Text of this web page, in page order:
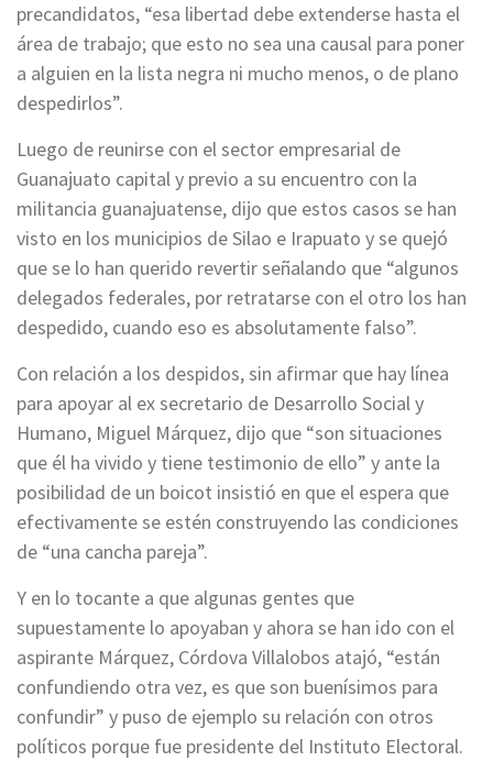
precandidatos, “esa libertad debe extenderse hasta el
área de trabajo; que esto no sea una causal para poner
a alguien en la lista negra ni mucho menos, o de plano
despedirlos”.
Luego de reunirse con el sector empresarial de
Guanajuato capital y previo a su encuentro con la
militancia guanajuatense, dijo que estos casos se han
visto en los municipios de Silao e Irapuato y se quejó
que se lo han querido revertir señalando que “algunos
delegados federales, por retratarse con el otro los han
despedido, cuando eso es absolutamente falso”.
Con relación a los despidos, sin afirmar que hay línea
para apoyar al ex secretario de Desarrollo Social y
Humano, Miguel Márquez, dijo que “son situaciones
que él ha vivido y tiene testimonio de ello” y ante la
posibilidad de un boicot insistió en que el espera que
efectivamente se estén construyendo las condiciones
de “una cancha pareja”.
Y en lo tocante a que algunas gentes que
supuestamente lo apoyaban y ahora se han ido con el
aspirante Márquez, Córdova Villalobos atajó, “están
confundiendo otra vez, es que son buenísimos para
confundir” y puso de ejemplo su relación con otros
políticos porque fue presidente del Instituto Electoral.